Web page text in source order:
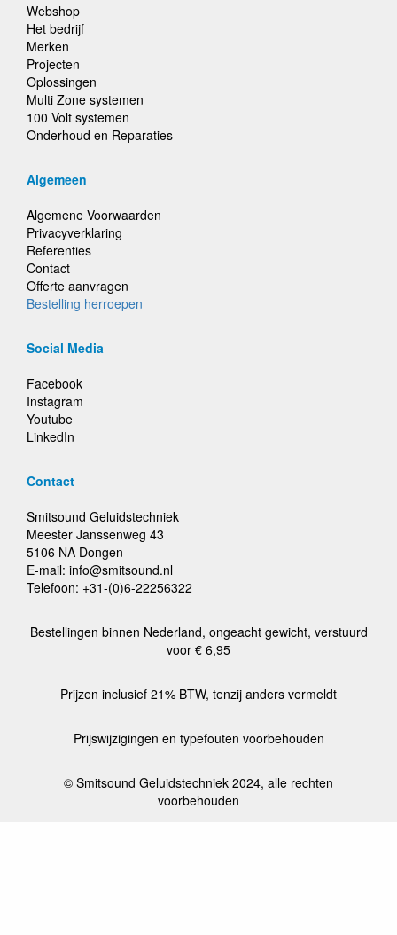
Webshop
Het bedrijf
Merken
Projecten
Oplossingen
Multi Zone systemen
100 Volt systemen
Onderhoud en Reparaties
Algemeen
Algemene Voorwaarden
Privacyverklaring
Referenties
Contact
Offerte aanvragen
Bestelling herroepen
Social Media
Facebook
Instagram
Youtube
LinkedIn
Contact
Smitsound Geluidstechniek
Meester Janssenweg 43
5106 NA Dongen
E-mail: info@smitsound.nl
Telefoon: +31-(0)6-22256322
Bestellingen binnen Nederland, ongeacht gewicht, verstuurd
voor € 6,95
Prijzen inclusief 21% BTW, tenzij anders vermeldt
Prijswijzigingen en typefouten voorbehouden
© Smitsound Geluidstechniek 2024, alle rechten
voorbehouden